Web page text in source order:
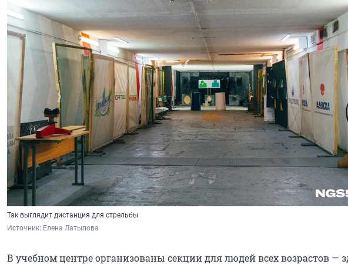
Так выглядит дистанция для стрельбы
Источник: Елена Латыпова
В учебном центре организованы секции для людей всех возрастов —